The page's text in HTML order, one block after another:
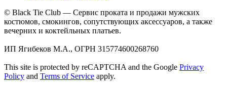
© Black Tie Club — Сервис проката и продажи мужских
костюмов, смокингов, сопутствующих аксессуаров, а также
вечерних и коктейльных платьев.
ИП Ягибеков М.А., ОГРН 315774600268760
This site is protected by reCAPTCHA and the Google Privacy
Policy and Terms of Service apply.